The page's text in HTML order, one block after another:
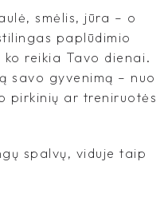
smėlis, jūra – o
paplūdimio
ko reikia Tavo dienai.
savo gyvenimą – nuo
pirkinių ar treniruotės
spalvų, viduje taip